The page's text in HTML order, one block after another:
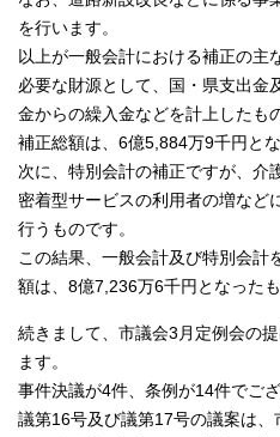
を行います。
以上が一般会計における補正の主
必要な財源として、国・県支出金
金からの繰入金などを計上したも
補正総額は、6億5,884万9千円とな
次に、特別会計の補正ですが、介
密着型サービスの利用者の増など
行うものです。
この結果、一般会計及び特別会計
額は、8億7,236万6千円となったも
続きまして、市議会3月定例会の
ます。
事件決議が4件、条例が14件でござ
議第16号及び議第17号の議案は